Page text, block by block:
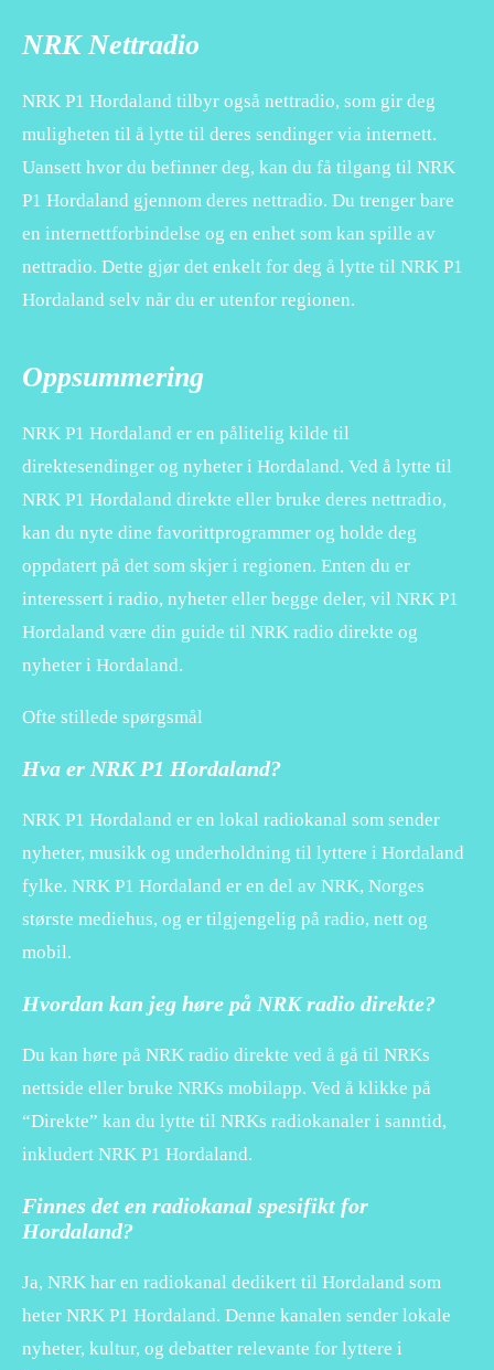
NRK Nettradio
NRK P1 Hordaland tilbyr også nettradio, som gir deg
muligheten til å lytte til deres sendinger via internett.
Uansett hvor du befinner deg, kan du få tilgang til NRK
P1 Hordaland gjennom deres nettradio. Du trenger bare
en internettforbindelse og en enhet som kan spille av
nettradio. Dette gjør det enkelt for deg å lytte til NRK P1
Hordaland selv når du er utenfor regionen.
Oppsummering
NRK P1 Hordaland er en pålitelig kilde til
direktesendinger og nyheter i Hordaland. Ved å lytte til
NRK P1 Hordaland direkte eller bruke deres nettradio,
kan du nyte dine favorittprogrammer og holde deg
oppdatert på det som skjer i regionen. Enten du er
interessert i radio, nyheter eller begge deler, vil NRK P1
Hordaland være din guide til NRK radio direkte og
nyheter i Hordaland.
Ofte stillede spørgsmål
Hva er NRK P1 Hordaland?
NRK P1 Hordaland er en lokal radiokanal som sender
nyheter, musikk og underholdning til lyttere i Hordaland
fylke. NRK P1 Hordaland er en del av NRK, Norges
største mediehus, og er tilgjengelig på radio, nett og
mobil.
Hvordan kan jeg høre på NRK radio direkte?
Du kan høre på NRK radio direkte ved å gå til NRKs
nettside eller bruke NRKs mobilapp. Ved å klikke på
“Direkte” kan du lytte til NRKs radiokanaler i sanntid,
inkludert NRK P1 Hordaland.
Finnes det en radiokanal spesifikt for
Hordaland?
Ja, NRK har en radiokanal dedikert til Hordaland som
heter NRK P1 Hordaland. Denne kanalen sender lokale
nyheter, kultur, og debatter relevante for lyttere i